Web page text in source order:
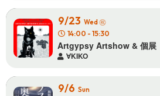
9/23 Wed㊗
14:00 - 15:30
Artgypsy Artshow & 個 展
∀KIKO
9/6 Sun